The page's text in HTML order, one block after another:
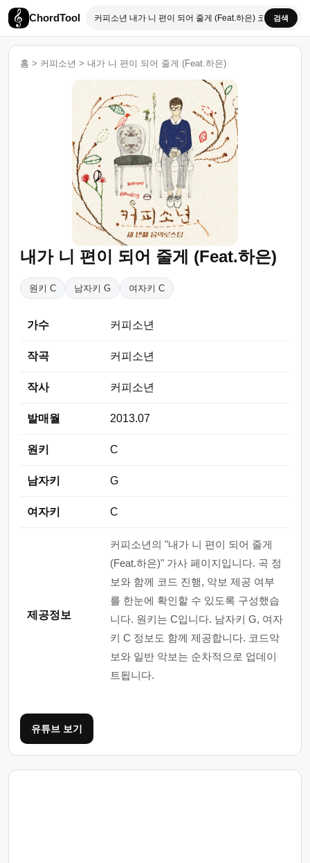
ChordTool 검색
홈 > 커피소년 > 내가 니 편이 되어 줄게 (Feat.하은)
내가 니 편이 되어 줄게 (Feat.하은)
원키 C 남자키 G 여자키 C
가수 커피소년
작곡 커피소년
작사 커피소년
발매월 2013.07
원키 C
남자키 G
여자키 C
제공정보
커피소년의 "내가 니 편이 되어 줄게
(Feat.하은)" 가사 페이지입니다. 곡 정
보와 함께 코드 진행, 악보 제공 여부
를 한눈에 확인할 수 있도록 구성했습
니다. 원키는 C입니다. 남자키 G, 여자
키 C 정보도 함께 제공합니다. 코드악
보와 일반 악보는 순차적으로 업데이
트됩니다.
유튜브 보기